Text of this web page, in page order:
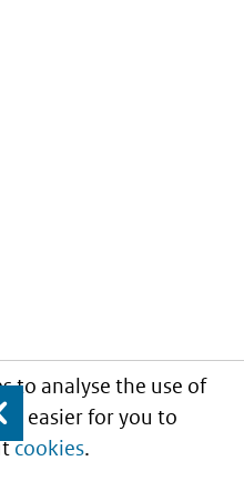
to analyse the use of
it easier for you to
cookies.